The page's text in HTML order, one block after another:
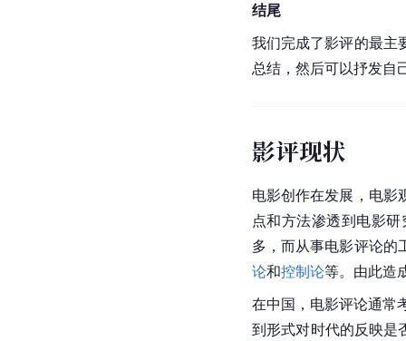
结尾
我们完成了影评的最主
总结，然后可以抒发自
影评现状
电影创作在发展，电影
点和方法渗透到电影
多，而从事电影评论的
论和控制论等。由此造
在中国，电影评论通
到形式对时代的反映